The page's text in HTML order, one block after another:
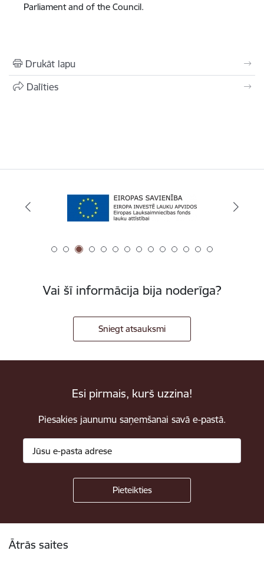
Parliament and of the Council.
Drukāt lapu
Dalīties
Vai šī informācija bija noderīga?
Sniegt atsauksmi
Esi pirmais, kurš uzzina!
Piesakies jaunumu saņemšanai savā e-pastā.
Ātrās saites